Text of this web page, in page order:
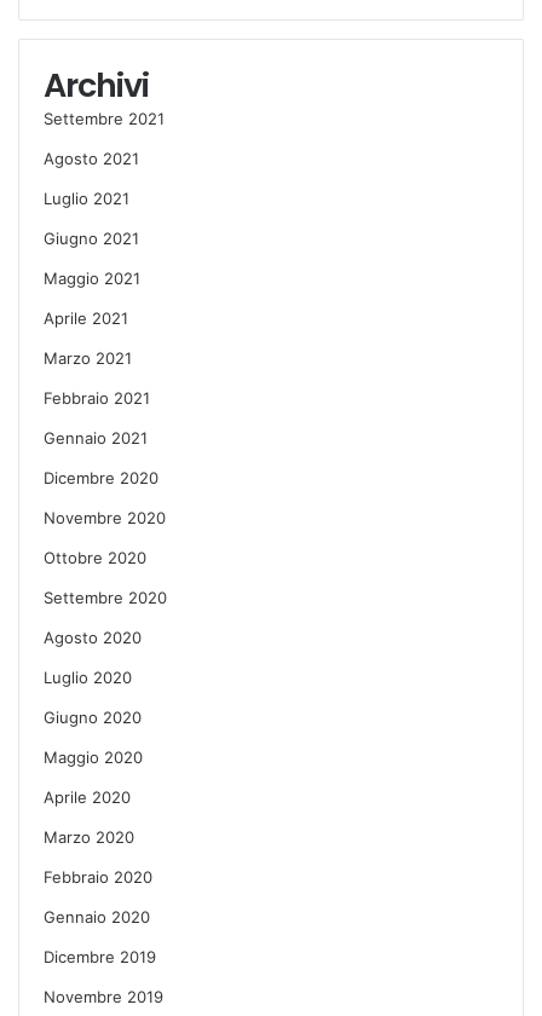
Archivi
Settembre 2021
Agosto 2021
Luglio 2021
Giugno 2021
Maggio 2021
Aprile 2021
Marzo 2021
Febbraio 2021
Gennaio 2021
Dicembre 2020
Novembre 2020
Ottobre 2020
Settembre 2020
Agosto 2020
Luglio 2020
Giugno 2020
Maggio 2020
Aprile 2020
Marzo 2020
Febbraio 2020
Gennaio 2020
Dicembre 2019
Novembre 2019